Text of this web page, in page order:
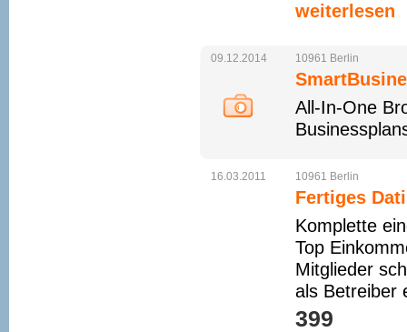
weiterlesen
09.12.2014 10961 Berlin
All-In-One
16.03.2011 10961 Berlin
Fertiges
Komplette
Top
Mitglieder
als Betreiber
399 